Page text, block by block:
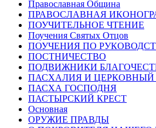
Православная Община
ПРАВОСЛАВНАЯ
ПОУЧИТЕЛЬНОЕ ЧТЕНИЕ
Поучения Святых Отцов
ПОУЧЕНИЯ ПО
ПОСТНИЧЕСТВО
ПОДВИЖНИКИ
ПАСХАЛИЯ И ЦЕРКОВНЫЙ
ПАСХА ГОСПОДНЯ
ПАСТЫРСКИЙ КРЕСТ
Основная
ОРУЖИЕ ПРАВДЫ